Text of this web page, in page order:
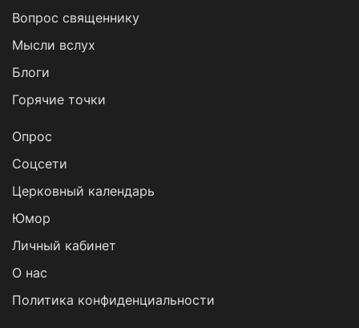
Вопрос священнику
Мысли вслух
Блоги
Горячие точки
Опрос
Cоцсети
Церковный календарь
Юмор
Личный кабинет
О нас
Политика конфиденциальности